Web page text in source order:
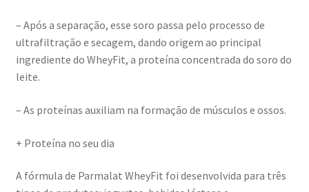
– Após a separação, esse soro passa pelo processo de
ultrafiltração e secagem, dando origem ao principal
ingrediente do WheyFit, a proteína concentrada do soro do
leite.
– As proteínas auxiliam na formação de músculos e ossos.
+ Proteína no seu dia
A fórmula de Parmalat WheyFit foi desenvolvida para três